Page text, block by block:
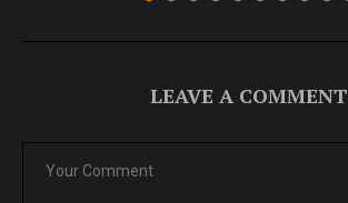
LEAVE A COMMENT